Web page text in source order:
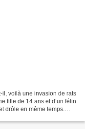
il, voilà une invasion de rats
fille de 14 ans et d’un félin
drôle en même temps.